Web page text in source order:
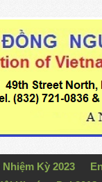
Kỳ 2023